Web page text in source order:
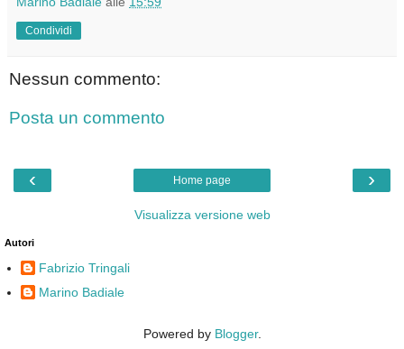
Condividi
Nessun commento:
Posta un commento
‹ ›
Home page
Visualizza versione web
Autori
Fabrizio Tringali
Marino Badiale
Powered by Blogger.